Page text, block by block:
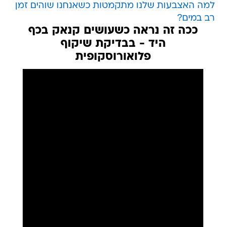
למה האצבעות שלנו מתקמטות כשאנחנו שוהים זמן
רב במים?
ככה זה נראה כשעושים קנאק בכף
היד - בבדיקת שיקוף
פלואורוסקופית